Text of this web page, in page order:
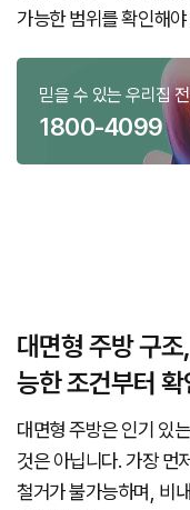
가능한 범위를 확인해
믿을 수 있는 우리집
1800-4099
대면형 주방 구
능한 조건부터
대면형 주방은 인기 있
것은 아닙니다. 가장 먼
철거가 불가능하며, 비